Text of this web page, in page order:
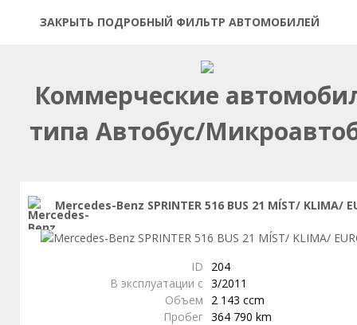
ЗАКРЫТЬ ПОДРОБНЫЙ ФИЛЬТР АВТОМОБИЛЕЙ
Открыть | Закрыть фильтр
Коммерческие
типа Автобус/
Mercedes-Benz SPRINTER 516 BUS 21 MÍST/ KLIMA/
ID
204
В эксплуатации с 3/2011
Объем
2 143 ccm
Пробег 364 790 km